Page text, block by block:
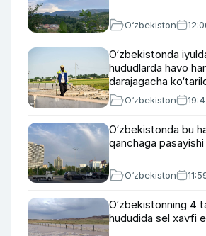
O‘zbekiston
O‘zbekistonda
hududlarda havo
darajagacha
O‘zbekiston
O‘zbekistonda bu
qanchaga pasayishi
O‘zbekiston
O‘zbekistonning 4
hududida sel xavfi